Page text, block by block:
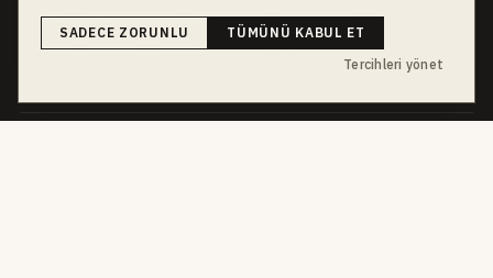
İnegöl inegol-belediyesi alper-taban trafik-kazasi
İnegöl Haber
Güncel
Haberler bursa-buyuksehir-belediyesi Bursa
SADECE ZORUNLU
TÜMÜNÜ KABUL ET
Tercihleri yönet